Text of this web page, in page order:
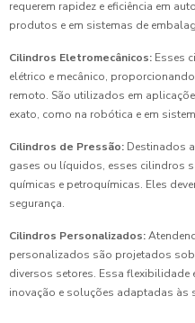
requerem rapidez e eficiência em
produtos e em sistemas de
Cilindros Eletromecânicos: Esses
elétrico e mecânico,
remoto. São utilizados em
exato, como na robótica e em
Cilindros de Pressão: Destinados
gases ou líquidos, esses cilindros
químicas e petroquímicas. Eles
segurança.
Cilindros Personalizados:
personalizados são projetados
diversos setores. Essa flexibilidade
inovação e soluções adaptadas às